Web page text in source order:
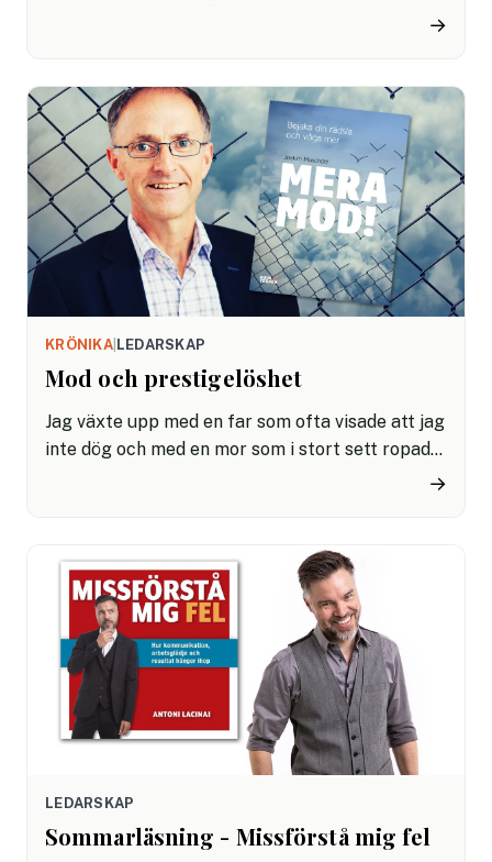
inspirerande sommarbok för regniga dagar eller
→
KRÖNIKA| LEDARSKAP
Mod och prestigelöshet
Jag växte upp med en far som ofta visade att jag
inte dög och med en mor som i stort sett ropade
→
LEDARSKAP
Sommarläsning - Missförstå mig fel